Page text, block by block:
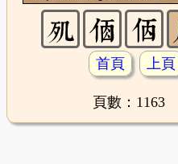
首頁 上頁
頁數：1163